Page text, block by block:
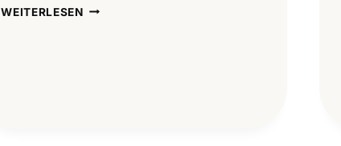
WEITERLESENAIKIDO